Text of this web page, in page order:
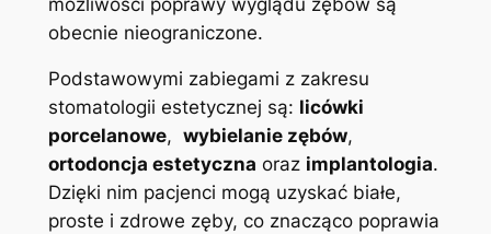
obecnie nieograniczone.
Podstawowymi zabiegami z‍ zakresu
stomatologii estetycznej są: licówki⁤
porcelanowe, ⁢ wybielanie zębów, ⁤
ortodoncja estetyczna ​oraz implantologia.
Dzięki nim‌ pacjenci mogą uzyskać białe,
proste i zdrowe zęby, co znacząco poprawia